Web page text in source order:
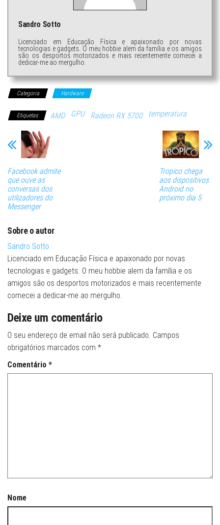
Sandro Sotto
Licenciado em Educação Física e apaixonado por novas
tecnologias e gadgets. O meu hobbie alem da família e os amigos
são os desportos motorizados e mais recentemente comecei a
dedicar-me ao mergulho.
Categoria Hardware
Etiquetas AMD GPU Radeon RX 5700 temperatura
Facebook admite
que ouve as
conversas dos
utilizadores do
Messenger
Tropico chega
aos dispositivos
Android no
próximo dia 5
Sobre o autor
Sandro Sotto
Licenciado em Educação Física e apaixonado por novas
tecnologias e gadgets. O meu hobbie alem da família e os
amigos são os desportos motorizados e mais recentemente
comecei a dedicar-me ao mergulho.
Deixe um comentário
O seu endereço de email não será publicado. Campos
obrigatórios marcados com *
Comentário *
Nome